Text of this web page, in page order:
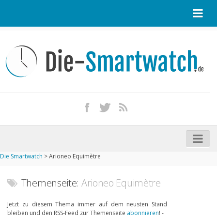
Kontakt / Tipp geben
Impressum
iPhone kaufen
Startseite
Aktuelle Smartwatches im Test
Die Smartwatch >Arioneo Equimètre
Themenseite: Arioneo Equimètre
Jetzt zu diesem Thema immer auf dem neusten Stand
bleiben und den RSS-Feed zur Themenseite abonnieren! -